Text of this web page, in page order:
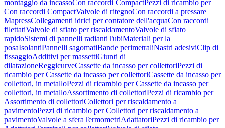
montaggio da incassoCon raccordi CompactPezzi di ricambio per
Con raccordi CompactValvole di ritegnoCon raccordi a pressare
MapressCollegamenti idrici per contatore dell'acquaCon raccordi
filettatiValvole di sfiato per riscaldamentoValvole di sfiato
rapidoSistemi di pannelli radiantiTubiMateriali per la
posaIsolantiPannelli sagomatiBande perimetraliNastri adesiviClip di
fissaggioAdditivi per massettiGiunti di
dilatazioneReggicurveCassette da incasso per collettoriPezzi di
ricambio per Cassette da incasso per collettoriCassette da incasso per
collettori, in metalloPezzi di ricambio per Cassette da incasso per
collettori, in metalloAssortimento di collettoriPezzi di ricambio per
Assortimento di collettoriCollettori per riscaldamento a
pavimentoPezzi di ricambio per Collettori per riscaldamento a
pavimentoValvole a sferaTermometriAdattatoriPezzi di ricambio per